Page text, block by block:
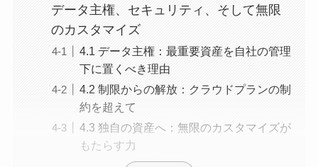
データ主権、セキュリティ、そして無限
のカスタマイズ
4.1 データ主権：最重要資産を自社の管理
下に置くべき理由
4.2 制限からの解放：クラウドプランの制
約を超えて
4.3 独自の資産へ：無限のカスタマイズが
もたらす力